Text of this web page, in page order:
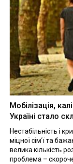
Мобілізація,
Україні стало
Нестабільність і
міцної сім'ї та
велика кількість
проблема –